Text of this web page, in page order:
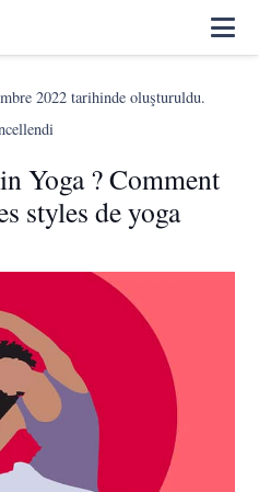
2022tarihinde oluşturuldu.
Yoga ? Comment
styles de yoga